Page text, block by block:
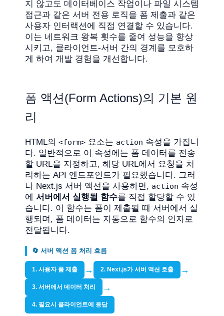
지 않고도 데이터베이스 작업이나 파일 시스템
접근과 같은 서버 전용 로직을 폼 제출과 같은
사용자 인터랙션에 직접 연결할 수 있습니다.
이는 네트워크 왕복 횟수를 줄여 성능을 향상
시키고, 클라이언트-서버 간의 경계를 모호하
게 하여 개발 경험을 개선합니다.
폼 액션(Form Actions)의 기본 원
리
HTML의 <form> 요소는 action 속성을 가집니
다. 일반적으로 이 속성에는 폼 데이터를 전송
할 URL을 지정하고, 해당 URL에서 요청을 처
리하는 API 엔드포인트가 필요했습니다. 그러
나 Next.js 서버 액션을 사용하면, action 속성
에 서버에서 실행될 함수를 직접 할당할 수 있
습니다. 이 함수는 폼이 제출될 때 서버에서 실
행되며, 폼 데이터는 자동으로 함수의 인자로
전달됩니다.
🔄 서버 액션 폼 처리 흐름
1. 사용자 폼 제출 → 2. Next.js가 서버 액션 호출 →
3. 서버에서 데이터 처리 →
4. 필요시 클라이언트에 응답